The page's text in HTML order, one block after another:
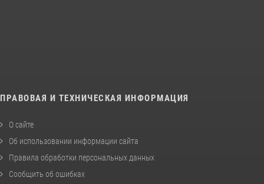
ПРАВОВАЯ И ТЕХНИЧЕСКАЯ ИНФОРМАЦИЯ
О сайте
Об использовании информации сайта
Правила обработки персональных данных
Сообщить об ошибках